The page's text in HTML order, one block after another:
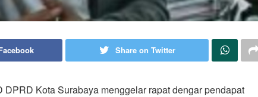
Share on Twitter
Kota Surabaya menggelar rapat dengar pendapat